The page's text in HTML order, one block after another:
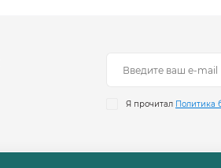
Я прочитал Политика